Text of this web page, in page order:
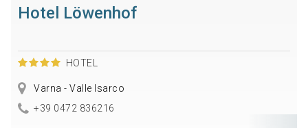
Hotel Löwenhof
HOTEL
Varna - Valle Isarco
+39 0472 836216